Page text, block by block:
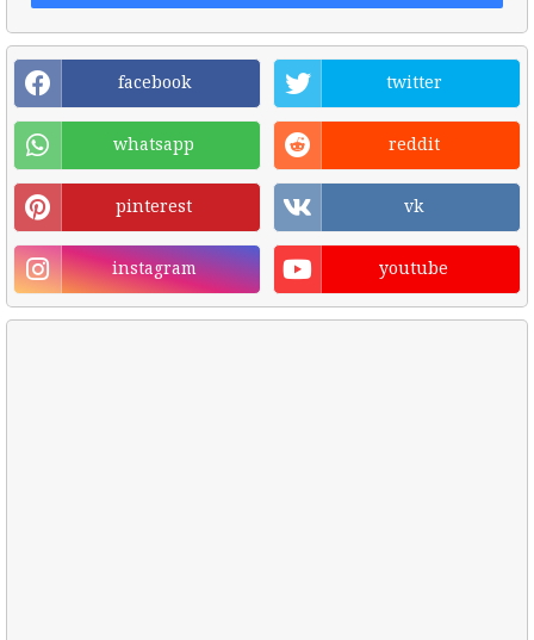
facebook twitter
whatsapp reddit
pinterest vk
instagram youtube